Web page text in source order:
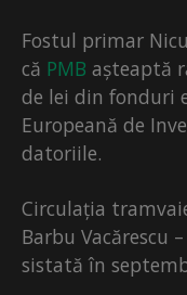
Fostul primar
că PMB așteaptă
de lei din fonduri
Europeană de
datoriile.
Circulația
Barbu Vacărescu
sistată în